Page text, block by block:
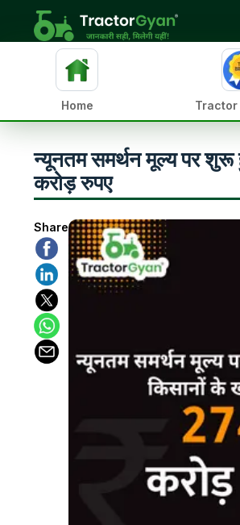
Home Tractor
न्यूनतम समर्थन मूल्य पर
करोड़ रुपए
Share